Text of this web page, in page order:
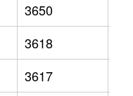
3650
3618
3617